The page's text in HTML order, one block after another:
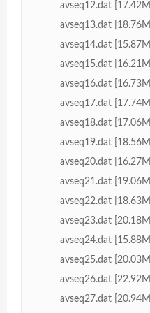
avseq12.dat [17.42M]
avseq13.dat [18.76M]
avseq14.dat [15.87M]
avseq15.dat [16.21M]
avseq16.dat [16.73M]
avseq17.dat [17.74M]
avseq18.dat [17.06M]
avseq19.dat [18.56M]
avseq20.dat [16.27M]
avseq21.dat [19.06M]
avseq22.dat [18.63M]
avseq23.dat [20.18M]
avseq24.dat [15.88M]
avseq25.dat [20.03M]
avseq26.dat [22.92M]
avseq27.dat [20.94M]